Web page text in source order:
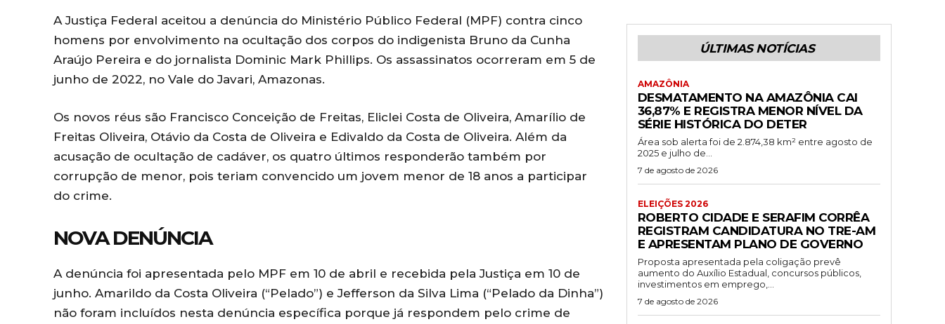
A Justiça Federal aceitou a denúncia do Ministério Público Federal (MPF) contra cinco
homens por envolvimento na ocultação dos corpos do indigenista Bruno da Cunha
Araújo Pereira e do jornalista Dominic Mark Phillips. Os assassinatos ocorreram em 5 de
junho de 2022, no Vale do Javari, Amazonas.
Os novos réus são Francisco Conceição de Freitas, Eliclei Costa de Oliveira, Amarílio de
Freitas Oliveira, Otávio da Costa de Oliveira e Edivaldo da Costa de Oliveira. Além da
acusação de ocultação de cadáver, os quatro últimos responderão também por
corrupção de menor, pois teriam convencido um jovem menor de 18 anos a participar
do crime.
NOVA DENÚNCIA
A denúncia foi apresentada pelo MPF em 10 de abril e recebida pela Justiça em 10 de
junho. Amarildo da Costa Oliveira (“Pelado”) e Jefferson da Silva Lima (“Pelado da Dinha”)
não foram incluídos nesta denúncia específica porque já respondem pelo crime de
ÚLTIMAS NOTÍCIAS
AMAZÔNIA
DESMATAMENTO NA AMAZÔNIA CAI
36,87% E REGISTRA MENOR NÍVEL DA
SÉRIE HISTÓRICA DO DETER
Área sob alerta foi de 2.874,38 km² entre agosto de
2025 e julho de...
7 de agosto de 2026
ELEIÇÕES 2026
ROBERTO CIDADE E SERAFIM CORRÊA
REGISTRAM CANDIDATURA NO TRE-AM
E APRESENTAM PLANO DE GOVERNO
Proposta apresentada pela coligação prevê
aumento do Auxílio Estadual, concursos públicos,
investimentos em emprego,...
7 de agosto de 2026